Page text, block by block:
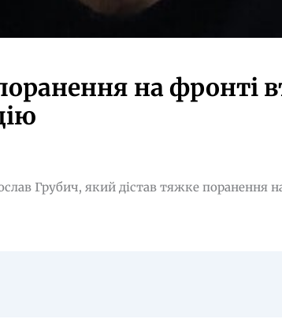
на фронті
Грубич, який дістав тяжке поранення